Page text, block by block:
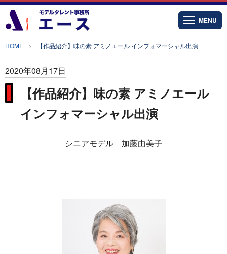
MENU
HOME 【作品紹介】味の素 アミノエール インフォマーシャル出演
2020年08月17日
【作品紹介】味の素 アミノエール
インフォマーシャル出演
シニアモデル 加藤由美子